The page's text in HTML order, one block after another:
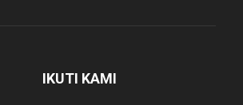
IKUTI KAMI